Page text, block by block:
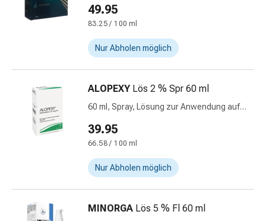
&
Fieber
Gelenkschmerzen
Schmerztherapie
Kühlen
Wärmen
&
Schlaf
49.95
83.25 / 100 ml
Nur Abholen möglich
ALOPEXY Lös 2 % Spr 60 ml
60 ml, Spray, Lösung zur Anwendung auf
39.95
66.58 / 100 ml
Nur Abholen möglich
MINORGA Lös 5 % Fl 60 ml